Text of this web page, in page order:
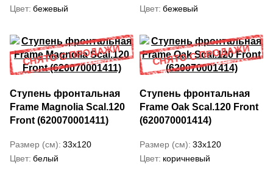
Цвет бежевый
Цвет бежевый
Ступень фронтальная
Frame Magnolia Scal.120
Front (620070001411)
Размер (см) 33x120
Цвет белый
Ступень фронтальная
Frame Oak Scal.120 Front
(620070001414)
Размер (см) 33x120
Цвет коричневый